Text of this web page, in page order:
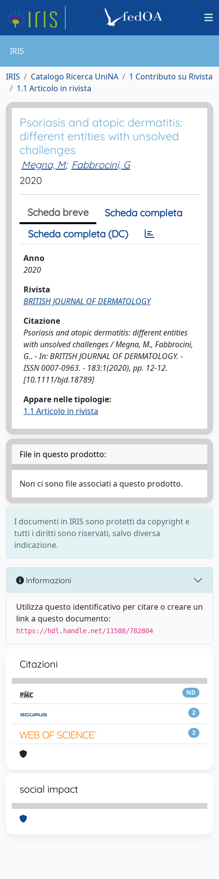
IRIS
IRIS Catalogo Ricerca UniNA
1 Contributo su Rivista
1.1 Articolo in rivista
Psoriasis and atopic dermatitis:
different entities with unsolved
challenges
Megna, M; Fabbrocini, G
2020
Scheda breve
Scheda completa
Scheda completa (DC)
Anno
2020
Rivista
BRITISH JOURNAL OF DERMATOLOGY
Citazione
Psoriasis and atopic dermatitis: different entities
with unsolved challenges / Megna, M., Fabbrocini,
G.. - In: BRITISH JOURNAL OF DERMATOLOGY. -
ISSN 0007-0963. - 183:1(2020), pp. 12-12.
[10.1111/bjd.18789]
Appare nelle tipologie:
1.1 Articolo in rivista
File in questo prodotto:
Non ci sono file associati a questo prodotto.
I documenti in IRIS sono protetti da copyright e
tutti i diritti sono riservati, salvo diversa
indicazione.
Informazioni
Utilizza questo identificativo per citare o creare un
link a questo documento:
https://hdl.handle.net/11588/782804
Citazioni
ND
2
2
social impact